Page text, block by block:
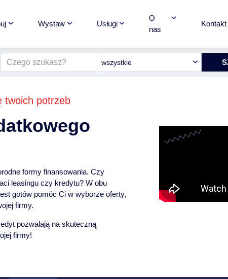
Wystaw Usługi
O
nas
Kontakt
wszystkie
twoich potrzeb
formy finansowania. Czy
leasingu czy kredytu? W obu
gotów pomóc Ci w wyborze oferty,
firmy.
pozwalają na skuteczną
firmy!